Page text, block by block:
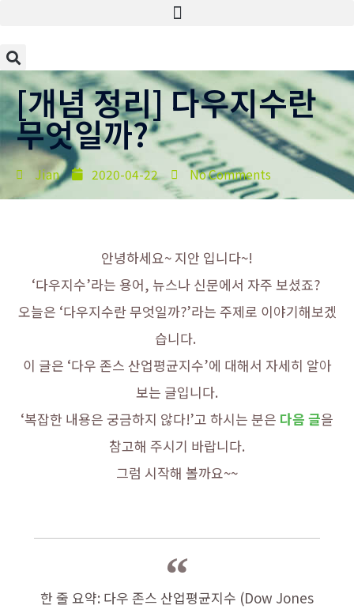
[개념 정리] 다우지수란
무엇일까?
Jian 2020-04-22 No Comments
안녕하세요~ 지안 입니다~!
‘다우지수’라는 용어, 뉴스나 신문에서 자주 보셨죠?
오늘은 ‘다우지수란 무엇일까?’라는 주제로 이야기해보겠
습니다.
이 글은 ‘다우 존스 산업평균지수’에 대해서 자세히 알아
보는 글입니다.
‘복잡한 내용은 궁금하지 않다!’고 하시는 분은 다음 글을
참고해 주시기 바랍니다.
그럼 시작해 볼까요~~
한 줄 요약: 다우 존스 산업평균지수 (Dow Jones